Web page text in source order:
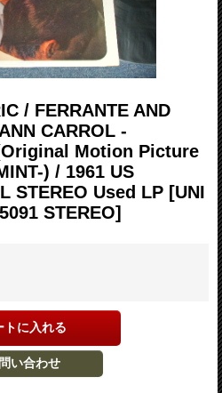
/ FERRANTE AND
CARROL -
Motion Picture
) / 1961 US
STEREO Used LP [UNI
STEREO]